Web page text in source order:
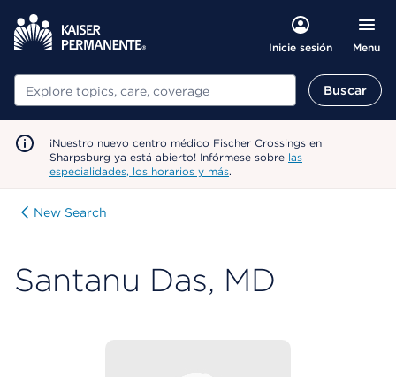
Inicie sesión Menu
Buscar Buscar
¡Nuestro nuevo centro médico Fischer Crossings en
Sharpsburg ya está abierto! Infórmese sobre las
especialidades, los horarios y más.
New Search
Santanu Das, MD